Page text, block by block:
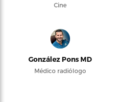
Cine
González Pons MD
Médico radiólogo